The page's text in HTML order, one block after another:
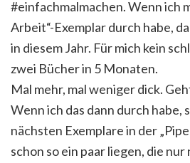
#einfachmalmachen. Wenn ich
Arbeit“-Exemplar durch habe,
in diesem Jahr. Für mich kein
zwei Bücher in 5 Monaten.
Mal mehr, mal weniger dick.
Wenn ich das dann durch habe,
nächsten Exemplare in der
schon so ein paar liegen, die